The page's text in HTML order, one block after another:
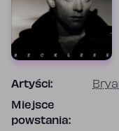
Artyści:
Miejsce
powstania: